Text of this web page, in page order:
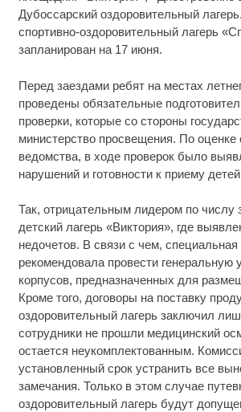
Дубоссарский оздоровительный
спортивно-оздоровительный лагерь
запланирован на 17 июня.
Перед заездами ребят на местах
проведены обязательные
проверки, которые со стороны
министерство просвещения. По оценке
ведомства, в ходе проверок было
нарушений и готовности к приему
Так, отрицательным лидером по числу
детский лагерь «Виктория», где
недочетов. В связи с чем, специальная
рекомендовала провести генеральную
корпусов, предназначенных для
Кроме того, договоры на поставку
оздоровительный лагерь заключил
сотрудники не прошли медицинский
остается неукомплектованным.
установленный срок устранить все
замечания. Только в этом случае
оздоровительный лагерь будут